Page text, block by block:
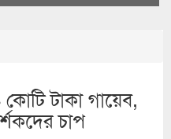
টাকা গায়েব,
চাপ